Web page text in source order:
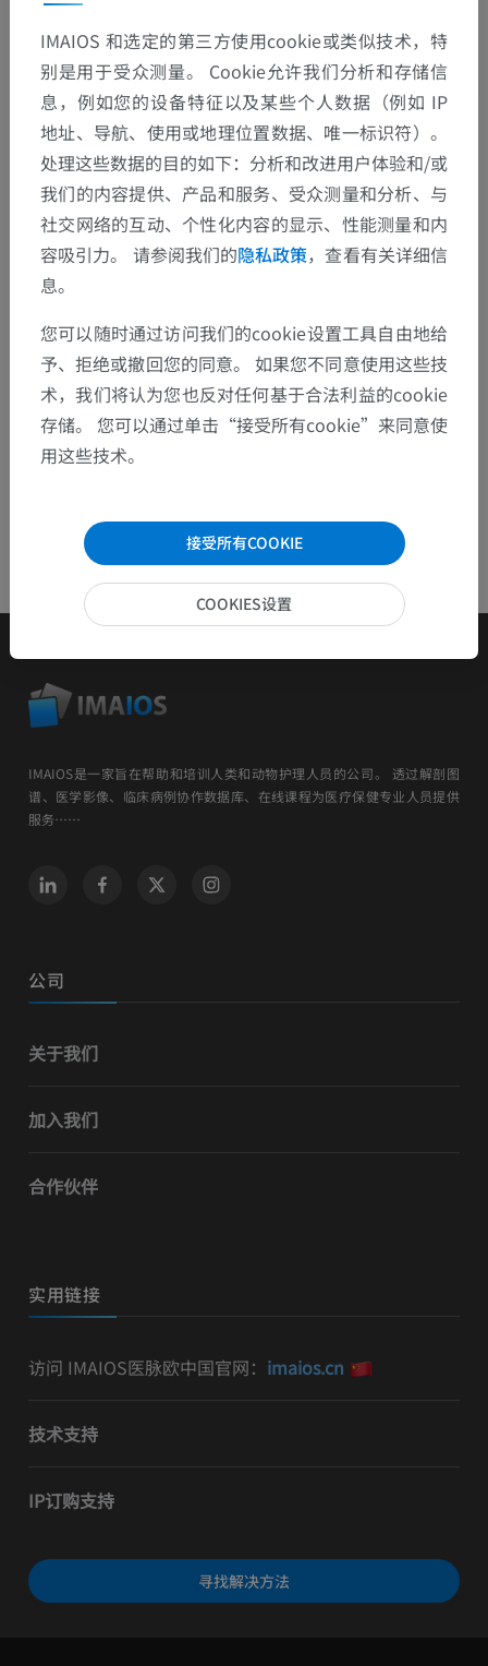
翻译
发现错误？
欢迎提出更正、翻译或内容改进的建议。
下载APP
IMAIOS是一家旨在帮助和培训人类和动物护理人员的公司。 透过解剖图
谱、医学影像、临床病例协作数据库、在线课程为医疗保健专业人员提供
服务……
公司
关于我们
加入我们
合作伙伴
实用链接
访问 IMAIOS医脉欧中国官网： imaios.cn
技术支持
IP订购支持
寻找解决方法
IMAIOS 和选定的第三方使用cookie或类似技术，特
别是用于受众测量。 Cookie允许我们分析和存储信
息，例如您的设备特征以及某些个人数据（例如 IP
地址、导航、使用或地理位置数据、唯一标识符）。
处理这些数据的目的如下：分析和改进用户体验和/或
我们的内容提供、产品和服务、受众测量和分析、与
社交网络的互动、个性化内容的显示、性能测量和内
容吸引力。 请参阅我们的隐私政策，查看有关详细信
息。
您可以随时通过访问我们的cookie设置工具自由地给
予、拒绝或撤回您的同意。 如果您不同意使用这些技
术，我们将认为您也反对任何基于合法利益的cookie
存储。 您可以通过单击“接受所有cookie”来同意使
用这些技术。
接受所有COOKIE
COOKIES设置